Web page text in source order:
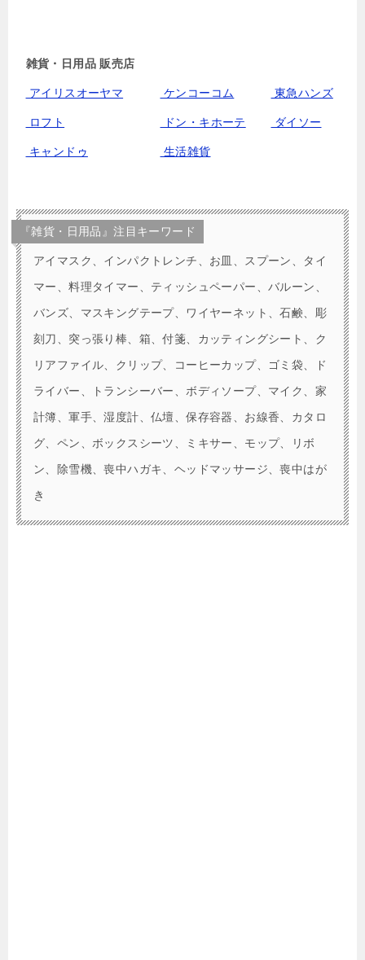
雑貨・日用品 販売店
アイリスオーヤマ ケンコーコム 東急ハンズ
ロフト ドン・キホーテ ダイソー
キャンドゥ 生活雑貨
『雑貨・日用品』注目キーワード
アイマスク、インパクトレンチ、お皿、スプーン、タイ
マー、料理タイマー、ティッシュペーパー、バルーン、
バンズ、マスキングテープ、ワイヤーネット、石鹸、彫
刻刀、突っ張り棒、箱、付箋、カッティングシート、ク
リアファイル、クリップ、コーヒーカップ、ゴミ袋、ド
ライバー、トランシーバー、ボディソープ、マイク、家
計簿、軍手、湿度計、仏壇、保存容器、お線香、カタロ
グ、ペン、ボックスシーツ、ミキサー、モップ、リボ
ン、除雪機、喪中ハガキ、ヘッドマッサージ、喪中はが
き